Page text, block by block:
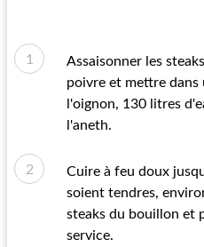
Assaisonner les
poivre et mettre
l'oignon, 130 litres
l'aneth.
Cuire à feu doux
soient tendres,
steaks du bouillon et
service.